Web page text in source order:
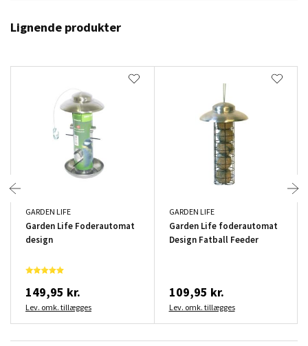
Lignende produkter
GARDEN LIFE
Garden Life Foderautomat
design
149,95 kr.
Lev. omk. tillægges
GARDEN LIFE
Garden Life foderautomat
Design Fatball Feeder
109,95 kr.
Lev. omk. tillægges